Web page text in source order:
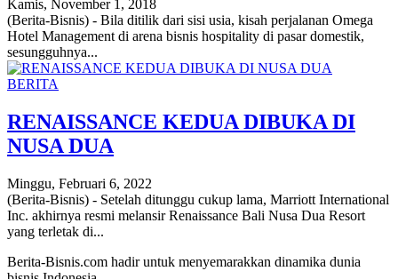
Kamis, November 1, 2018
(Berita-Bisnis) - Bila ditilik dari sisi usia, kisah perjalanan Omega
Hotel Management di arena bisnis hospitality di pasar domestik,
sesungguhnya...
BERITA
RENAISSANCE KEDUA DIBUKA DI
NUSA DUA
Minggu, Februari 6, 2022
(Berita-Bisnis) - Setelah ditunggu cukup lama, Marriott International
Inc. akhirnya resmi melansir Renaissance Bali Nusa Dua Resort
yang terletak di...
Berita-Bisnis.com hadir untuk menyemarakkan dinamika dunia